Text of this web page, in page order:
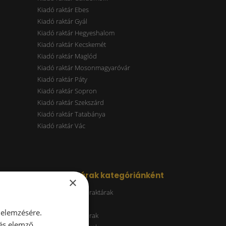
Kiadó raktár Ebes
Kiadó raktár Gyál
Kiadó raktár Hegyeshalom
Kiadó raktár Kecskemét
Kiadó raktár Maglód
Kiadó raktár Mosonmagyaróvár
Kiadó raktár Páty
Kiadó raktár Sopron
Kiadó raktár Szekszárd
Kiadó raktár Tatabánya
Kiadó raktár Vác
Kiadó raktárak kategóriánként
Energiatakarékos raktárak
A kategóriás raktárak
×